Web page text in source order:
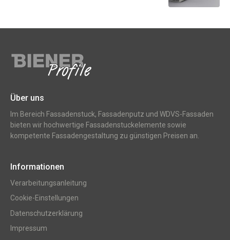
Über uns
Im Bereich Fassadenstuck, Fassadenputz und WDVS-Fassaden
bieten wir hochwertige Fassadenstuckelemente sowie
kompetente Fassadengestaltung zu günstigen Preisen an.
Informationen
Verarbeitungsanleitung
Cookie-Einstellungen
Datenschutzerklärung
Impressum